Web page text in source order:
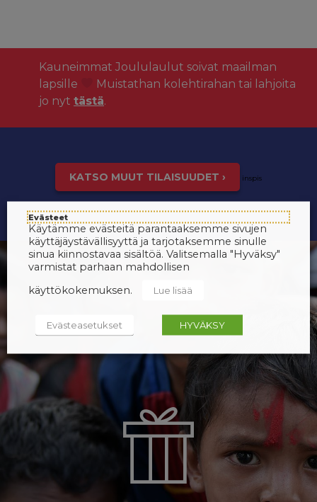
Kauneimmat Joululaulut soivat maailman
lapsille
Muistathan kolehtirahan tai lahjoita
jo nyt tästä.
KATSO MUUT TILAISUUDET › inspis
Evästeet
Käytämme evästeitä parantaaksemme sivujen
käyttäjäystävällisyyttä ja tarjotaksemme sinulle
sinua kiinnostavaa sisältöä. Valitsemalla "Hyväksy"
varmistat parhaan mahdollisen
käyttökokemuksen.
Lue lisää
Evästeasetukset HYVÄKSY